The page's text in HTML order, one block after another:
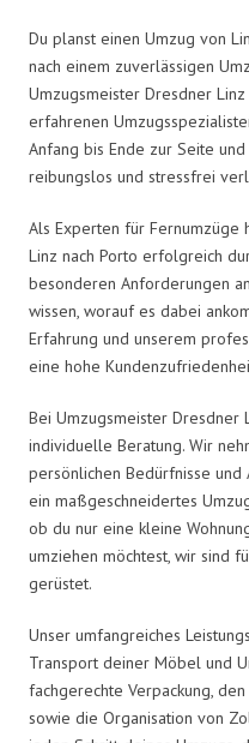
Du planst einen Umzug von
nach einem zuverlässigen
Umzugsmeister Dresdner
erfahrenen
Anfang bis Ende zur Seite
reibungslos und stressfrei
Als Experten für
Linz nach Porto erfolgreich
besonderen Anforderungen
wissen, worauf es dabei
Erfahrung und unserem
eine hohe
Bei Umzugsmeister
individuelle Beratung. Wir
persönlichen Bedürfnisse
ein maßgeschneidertes
ob du nur eine kleine
umziehen möchtest, wir sind
gerüstet.
Unser umfangreiches
Transport deiner Möbel und
fachgerechte Verpackung,
sowie die Organisation von